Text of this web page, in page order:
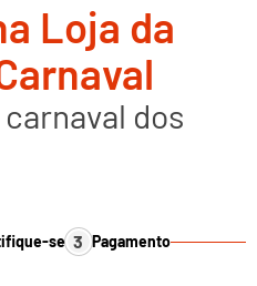
Loja da
dos
se 3 Pagamento